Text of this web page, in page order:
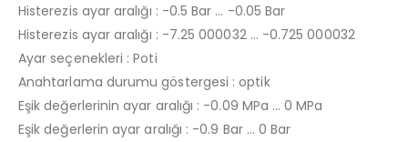
Histerezis ayar aralığı : -0.5 Bar … -0.05 Bar
Histerezis ayar aralığı : -7.25 000032 … -0.725 000032
Ayar seçenekleri : Poti
Anahtarlama durumu göstergesi : optik
Eşik değerlerinin ayar aralığı : -0.09 MPa … 0 MPa
Eşik değerlerin ayar aralığı : -0.9 Bar … 0 Bar